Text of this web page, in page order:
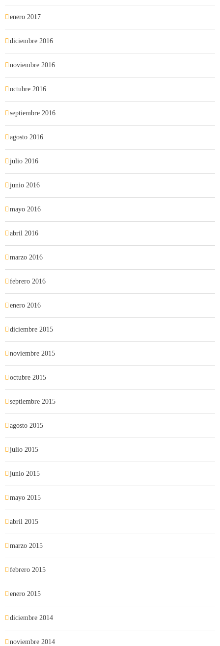
enero 2017
diciembre 2016
noviembre 2016
octubre 2016
septiembre 2016
agosto 2016
julio 2016
junio 2016
mayo 2016
abril 2016
marzo 2016
febrero 2016
enero 2016
diciembre 2015
noviembre 2015
octubre 2015
septiembre 2015
agosto 2015
julio 2015
junio 2015
mayo 2015
abril 2015
marzo 2015
febrero 2015
enero 2015
diciembre 2014
noviembre 2014